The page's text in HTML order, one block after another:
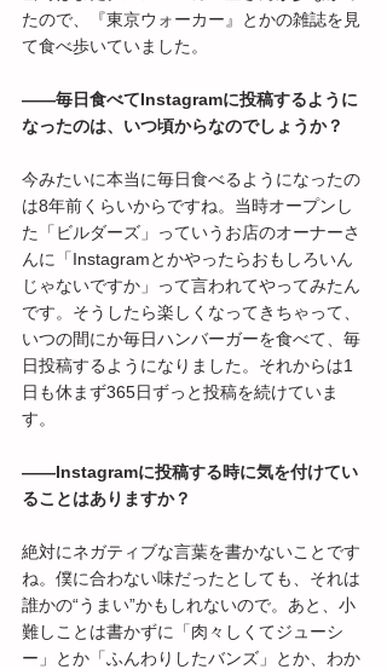
たので、『東京ウォーカー』とかの雑誌を見
て食べ歩いていました。
――毎日食べてInstagramに投稿するように
なったのは、いつ頃からなのでしょうか？
今みたいに本当に毎日食べるようになったの
は8年前くらいからですね。当時オープンし
た「ビルダーズ」っていうお店のオーナーさ
んに「Instagramとかやったらおもしろいん
じゃないですか」って言われてやってみたん
です。そうしたら楽しくなってきちゃって、
いつの間にか毎日ハンバーガーを食べて、毎
日投稿するようになりました。それからは1
日も休まず365日ずっと投稿を続けていま
す。
――Instagramに投稿する時に気を付けてい
ることはありますか？
絶対にネガティブな言葉を書かないことです
ね。僕に合わない味だったとしても、それは
誰かの“うまい”かもしれないので。あと、小
難しことは書かずに「肉々しくてジューシ
ー」とか「ふんわりしたバンズ」とか、わか